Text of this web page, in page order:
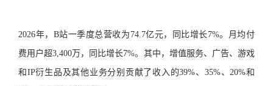
2026年，B站一季度总营收为74.7亿元，同比增长7%。月均付
费用户超3,400万，同比增长7%。其中，增值服务、广告、游戏
和IP衍生品及其他业务分别贡献了收入的39%、35%、20%和